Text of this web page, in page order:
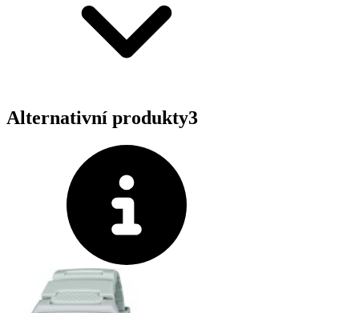
Alternativní produkty3